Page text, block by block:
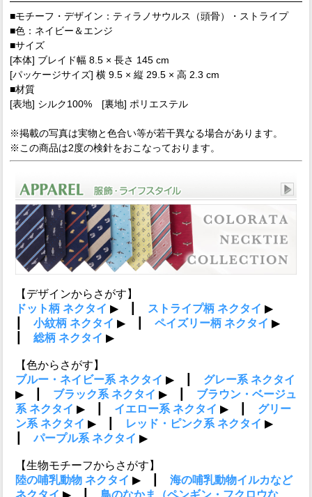
■モチーフ・デザイン：ティラノサウルス（頭骨）・ストライプ
■色：ネイビー＆エンジ
■サイズ
[本体] ブレイド幅 8.5 × 長さ 145 cm
[パッケージサイズ] 横 9.5 × 縦 29.5 × 高 2.3 cm
■材質
[表地] シルク100% [裏地] ポリエステル
※掲載の写真は実物と色合い等が若干異なる場合があります。
※この商品は2度の検針をおこなっております。